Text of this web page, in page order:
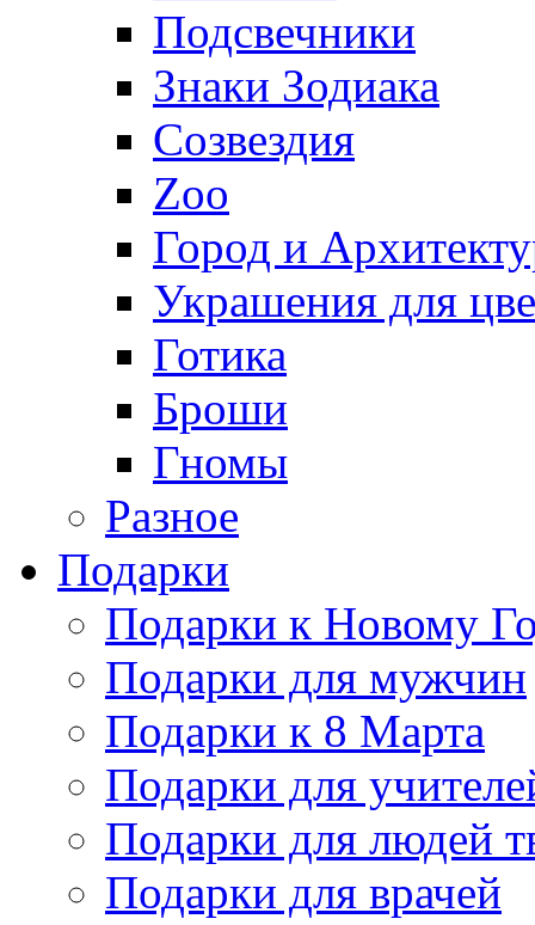
Подсвечники
Знаки Зодиака
Созвездия
Zoo
Город и
Украшения для
Готика
Броши
Гномы
Разное
Подарки
Подарки к Новому
Подарки для мужчин
Подарки к 8 Марта
Подарки для
Подарки для людей
Подарки для врачей